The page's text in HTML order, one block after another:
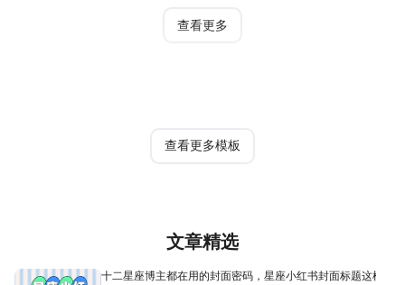
查看更多
查看更多模板
文章精选
十二星座博主都在用的封面密码，星座小红书封面标题这样写